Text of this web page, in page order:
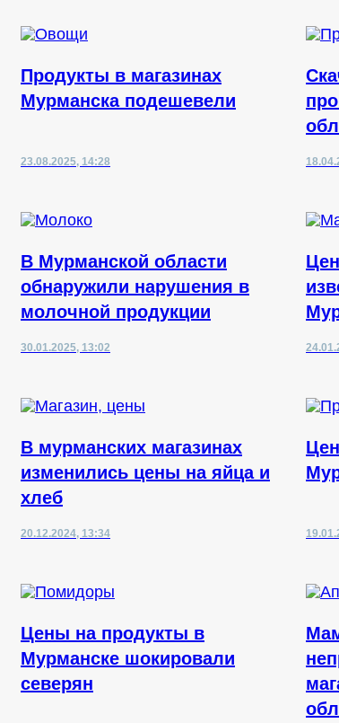
Продукты в магазинах
Мурманска подешевели
23.08.2025, 14:28
В Мурманской области
обнаружили нарушения в
молочной продукции
30.01.2025, 13:02
В мурманских магазинах
изменились цены на яйца и
хлеб
20.12.2024, 13:34
Цены на продукты в
Мурманске шокировали
северян